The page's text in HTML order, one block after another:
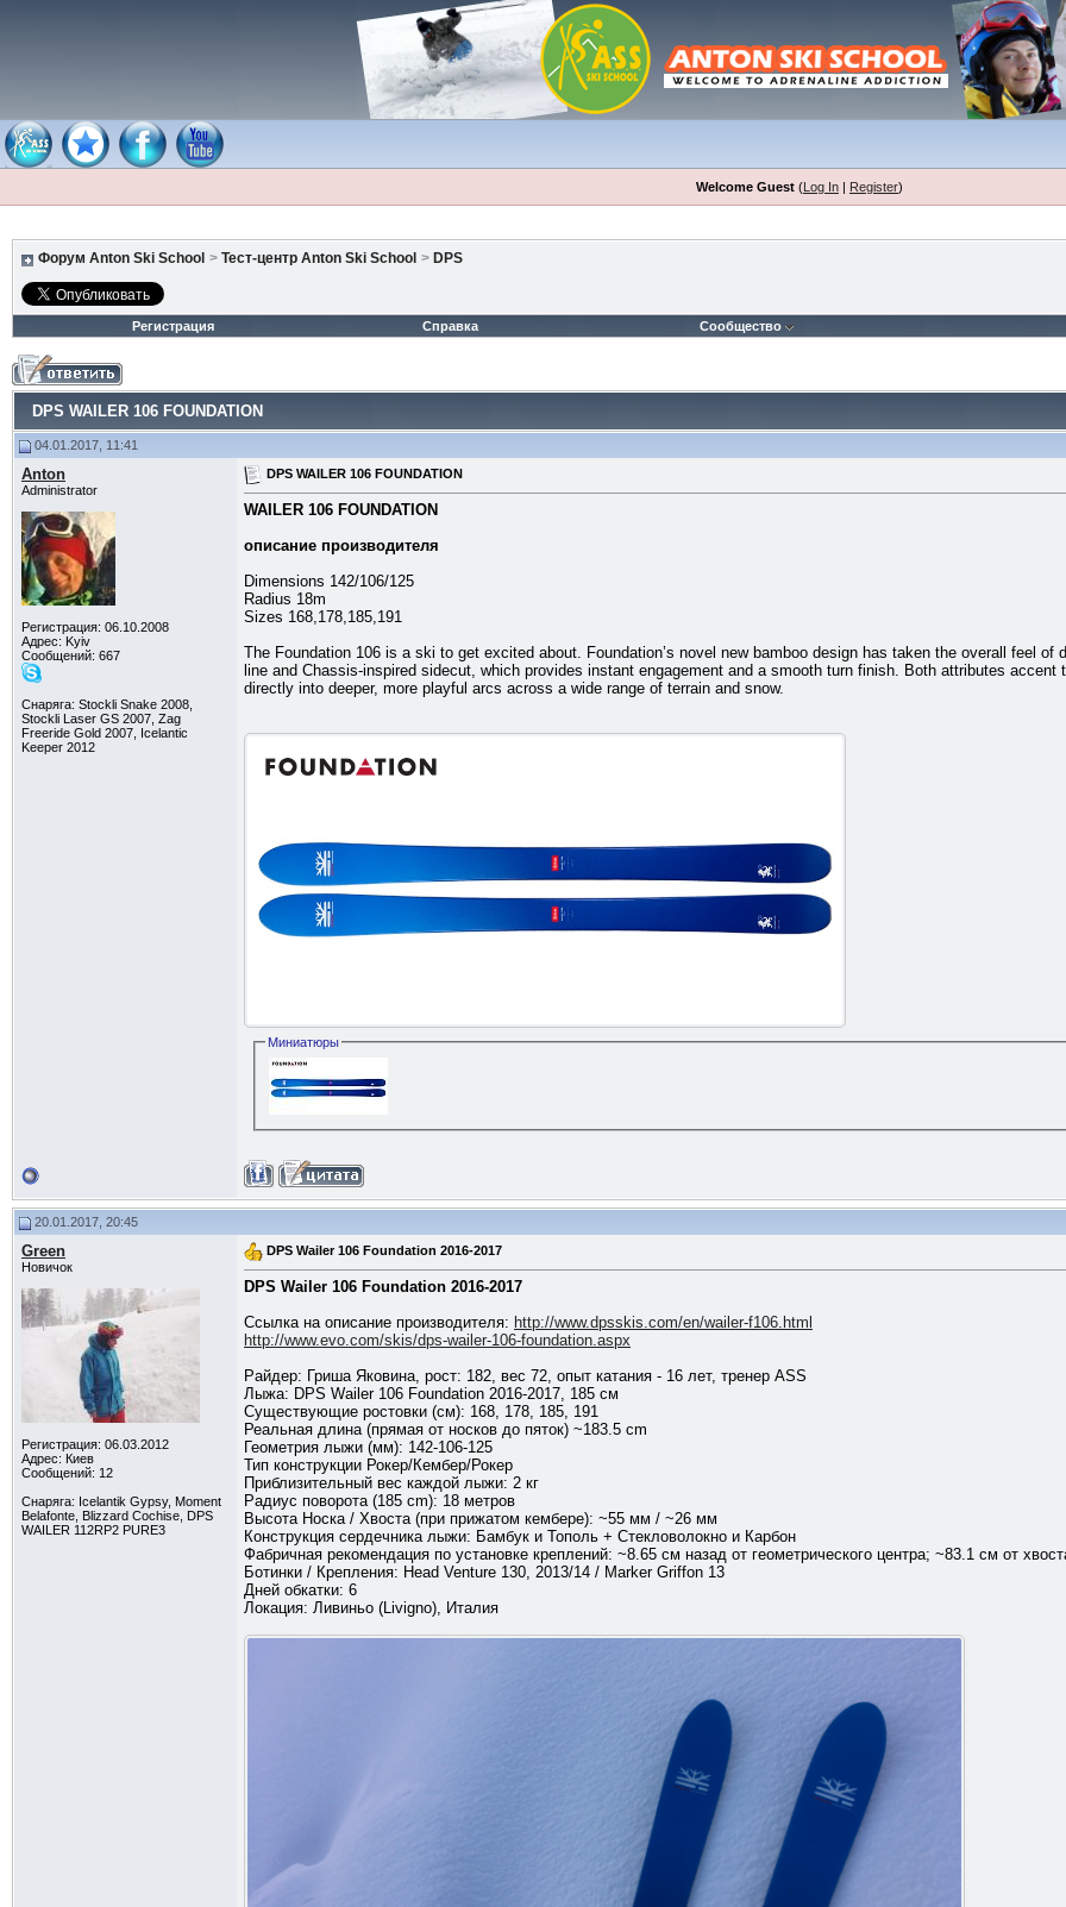
Welcome Guest (Log In | Register)
Форум Anton Ski School > Тест-центр Anton Ski School > DPS
Регистрация Справка Сообщество
DPS WAILER 106 FOUNDATION
04.01.2017, 11:41
Anton
Administrator
Регистрация: 06.10.2008
Адрес: Kyiv
Сообщений: 667
Снаряга: Stockli Snake 2008,
Stockli Laser GS 2007, Zag
Freeride Gold 2007, Icelantic
Keeper 2012
DPS WAILER 106 FOUNDATION
WAILER 106 FOUNDATION
описание производителя
Dimensions 142/106/125
Radius 18m
Sizes 168,178,185,191
The Foundation 106 is a ski to get excited about. Foundation’s novel new bamboo design has taken the overall feel
line and Chassis-inspired sidecut, which provides instant engagement and a smooth turn finish. Both attributes
directly into deeper, more playful arcs across a wide range of terrain and snow.
Миниатюры
20.01.2017, 20:45
Green
Новичок
Регистрация: 06.03.2012
Адрес: Киев
Сообщений: 12
Снаряга: Icelantik Gypsy, Moment
Belafonte, Blizzard Cochise, DPS
WAILER 112RP2 PURE3
DPS Wailer 106 Foundation 2016-2017
DPS Wailer 106 Foundation 2016-2017
Ссылка на описание производителя: http://www.dpsskis.com/en/wailer-f106.html
http://www.evo.com/skis/dps-wailer-106-foundation.aspx
Райдер: Гриша Яковина, рост: 182, вес 72, опыт катания - 16 лет, тренер ASS
Лыжа: DPS Wailer 106 Foundation 2016-2017, 185 cм
Существующие ростовки (cм): 168, 178, 185, 191
Реальная длина (прямая от носков до пяток) ~183.5 cm
Геометрия лыжи (мм): 142-106-125
Тип конструкции Рокер/Кембер/Рокер
Приблизительный вес каждой лыжи: 2 кг
Радиус поворота (185 cm): 18 метров
Высота Носка / Хвоста (при прижатом кембере): ~55 мм / ~26 мм
Конструкция сердечника лыжи: Бамбук и Тополь + Стекловолокно и Карбон
Фабричная рекомендация по установке креплений: ~8.65 см назад от геометрического центра; ~83.1 см от
Ботинки / Крепления: Head Venture 130, 2013/14 / Marker Griffon 13
Дней обкатки: 6
Локация: Ливиньо (Livigno), Италия